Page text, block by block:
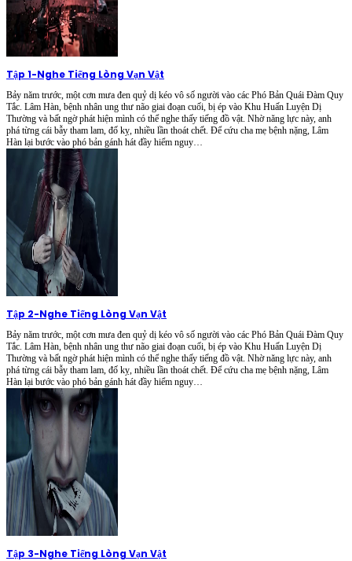
Tập 1-Nghe Tiếng Lòng Vạn Vật
Bảy năm trước, một cơn mưa đen quỷ dị kéo vô số người vào các Phó Bản Quái Đàm Quy
Tắc. Lâm Hàn, bệnh nhân ung thư não giai đoạn cuối, bị ép vào Khu Huấn Luyện Dị
Thường và bất ngờ phát hiện mình có thể nghe thấy tiếng đồ vật. Nhờ năng lực này, anh
phá từng cái bẫy tham lam, đố kỵ, nhiều lần thoát chết. Để cứu cha mẹ bệnh nặng, Lâm
Hàn lại bước vào phó bản gánh hát đầy hiểm nguy…
Tập 2-Nghe Tiếng Lòng Vạn Vật
Bảy năm trước, một cơn mưa đen quỷ dị kéo vô số người vào các Phó Bản Quái Đàm Quy
Tắc. Lâm Hàn, bệnh nhân ung thư não giai đoạn cuối, bị ép vào Khu Huấn Luyện Dị
Thường và bất ngờ phát hiện mình có thể nghe thấy tiếng đồ vật. Nhờ năng lực này, anh
phá từng cái bẫy tham lam, đố kỵ, nhiều lần thoát chết. Để cứu cha mẹ bệnh nặng, Lâm
Hàn lại bước vào phó bản gánh hát đầy hiểm nguy…
Tập 3-Nghe Tiếng Lòng Vạn Vật